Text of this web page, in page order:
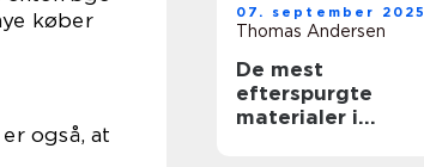
køber
også, at
07. september 2025
Thomas Andersen
De mest
efterspurgte
materialer i